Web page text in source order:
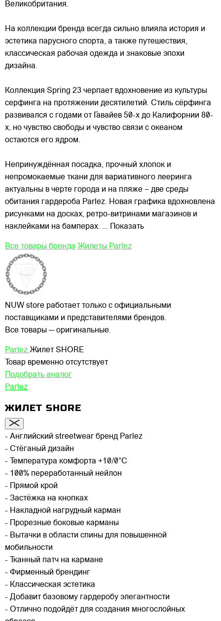
Великобритания.
На коллекции бренда всегда сильно влияла история и
эстетика парусного спорта, а также путешествия,
классическая рабочая одежда и знаковые эпохи
дизайна.
Коллекция Spring 23 черпает вдохновение из культуры
серфинга на протяжении десятилетий. Стиль сёрфинга
развивался с годами от Гавайев 50-х до Калифорнии 80-
х, но чувство свободы и чувство связи с океаном
остаются его ядром.
Непринуждённая посадка, прочный хлопок и
непромокаемые ткани для вариативного лееринга
актуальны в черте города и на пляже – две среды
обитания гардероба Parlez. Новая графика вдохновлена
рисунками на досках, ретро-витринами магазинов и
наклейками на бамперах. ... Показать
Все товары бренда Жилеты Parlez
NUW store работает только с официальными
поставщиками и представителями брендов.
Все товары — оригинальные.
Parlez Жилет SHORE
Товар временно отсутствует
Подобрать аналог
Parlez
ЖИЛЕТ SHORE
- Английский streetwear бренд Parlez
- Стёганый дизайн
- Температура комфорта +10/0°C
- 100% переработанный нейлон
- Прямой крой
- Застёжка на кнопках
- Накладной нагрудный карман
- Прорезные боковые карманы
- Вытачки в области спины для повышенной
мобильности
- Тканный патч на кармане
- Фирменный брендинг
- Классическая эстетика
- Добавит базовому гардеробу элегантности
- Отлично подойдёт для создания многослойных